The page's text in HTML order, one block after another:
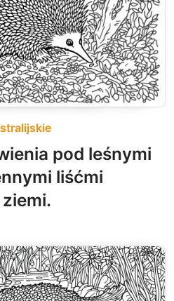
pod leśnymi
liśćmi